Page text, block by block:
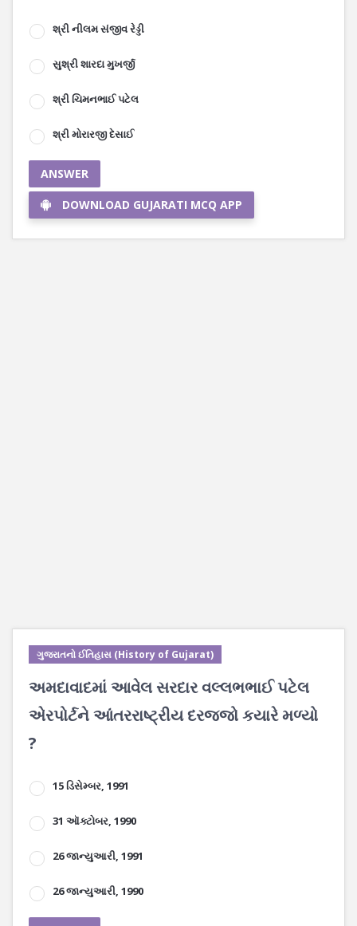
શ્રી નીલમ સંજીવ રેડ્ડી
સુશ્રી શારદા મુખર્જી
શ્રી ચિમનભાઈ પટેલ
શ્રી મોરારજી દેસાઈ
ANSWER
DOWNLOAD GUJARATI MCQ APP
ગુજરાતનો ઈતિહાસ (History of Gujarat)
અમદાવાદમાં આવેલ સરદાર વલ્લભભાઈ પટેલ
એરપોર્ટને આંતરરાષ્ટ્રીય દરજ્જો કયારે મળ્યો
?
15 ડિસેમ્બર, 1991
31 ઑક્ટોબર, 1990
26 જાન્યુઆરી, 1991
26 જાન્યુઆરી, 1990